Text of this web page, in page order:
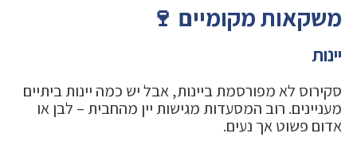
משקאות מקומיים 🍷
יינות
סקירוס לא מפורסמת ביינות, אבל יש כמה יינות ביתיים
מעניינים. רוב המסעדות מגישות יין מהחבית – לבן או
אדום פשוט אך נעים.